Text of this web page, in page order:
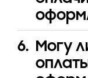
Могу